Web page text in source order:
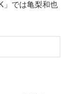
」では亀梨和也